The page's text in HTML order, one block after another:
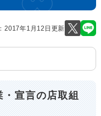
2017年1月12日更新
・宣言の店取組